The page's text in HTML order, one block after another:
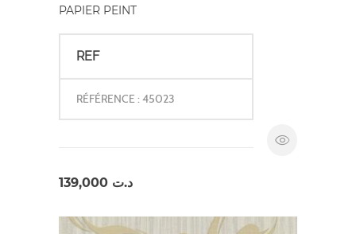
PAPIER PEINT
REF
RÉFÉRENCE : 45023
د.ت